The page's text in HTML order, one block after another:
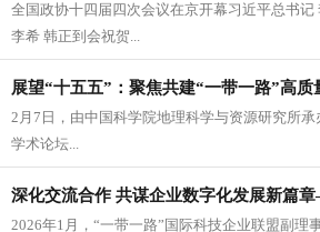
人到会祝贺
全国政协十四届四次会议在京开幕习近平总书记
李希 韩正到会祝贺...
展望“十五五”：聚焦共建“一带一路”高
发展学术论坛第五届年会在京召开
2月7日，由中国科学院地理科学与资源研究所
学术论坛...
深化交流合作 共谋企业数字化发展新篇
2026年1月，“一带一路”国际科技企业联盟副理